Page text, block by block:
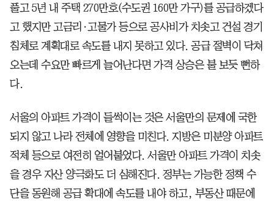
풀고 5년 내 주택 270만호(수도권 160만 가구)를 공급하겠다
고 했지만 고금리·고물가 등으로 공사비가 치솟고 건설 경기
침체로 계획대로 속도를 내지 못하고 있다. 공급 절벽이 닥쳐
오는데 수요만 빠르게 늘어난다면 가격 상승은 불 보듯 뻔하
다.
서울의 아파트 가격이 들썩이는 것은 서울만의 문제에 국한
되지 않고 나라 전체에 영향을 미친다. 지방은 미분양 아파트
적체 등으로 여전히 얼어붙었다. 서울만 아파트 가격이 치솟
을 경우 자산 양극화도 더 심해진다. 정부는 가능한 정책 수
단을 동원해 공급 확대에 속도를 내야 하고, 부동산 때문에